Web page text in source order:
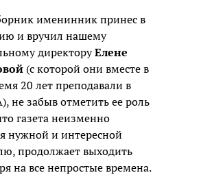
именинник принес в
и вручил нашему
директоруЕлене
(с которой они вместе в
20 лет преподавали в
не забыв отметить ее роль
газета неизменно
нужной и интересной
продолжает выходить
на все непростые времена.